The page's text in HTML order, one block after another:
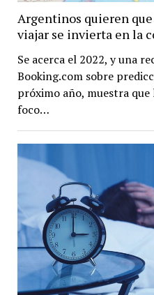
Argentinos quieren
viajar se invierta en la
Se acerca el 2022, y una
Booking.com sobre
próximo año, muestra
foco…